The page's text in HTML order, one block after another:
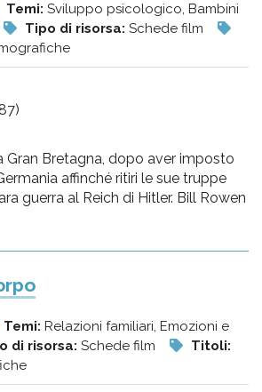
Temi: Sviluppo psicologico, Bambini
Tipo di risorsa: Schede film
Gran Bretagna, dopo aver imposto
affinché ritiri le sue truppe
guerra al Reich di Hitler. Bill Rowen
Temi: Relazioni familiari, Emozioni e
di risorsa: Schede film
Titoli: